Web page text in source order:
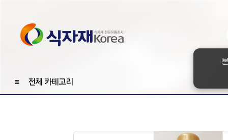
≡ 전체 카테고리